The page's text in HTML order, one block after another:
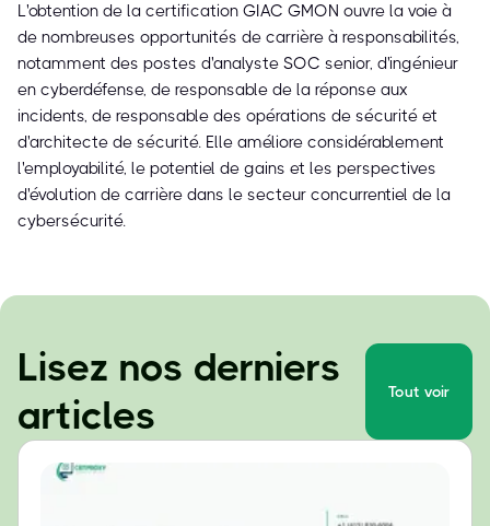
L'obtention de la certification GIAC GMON ouvre la voie à
de nombreuses opportunités de carrière à responsabilités,
notamment des postes d'analyste SOC senior, d'ingénieur
en cyberdéfense, de responsable de la réponse aux
incidents, de responsable des opérations de sécurité et
d'architecte de sécurité. Elle améliore considérablement
l'employabilité, le potentiel de gains et les perspectives
d'évolution de carrière dans le secteur concurrentiel de la
cybersécurité.
Lisez nos derniers
articles
Tout voir